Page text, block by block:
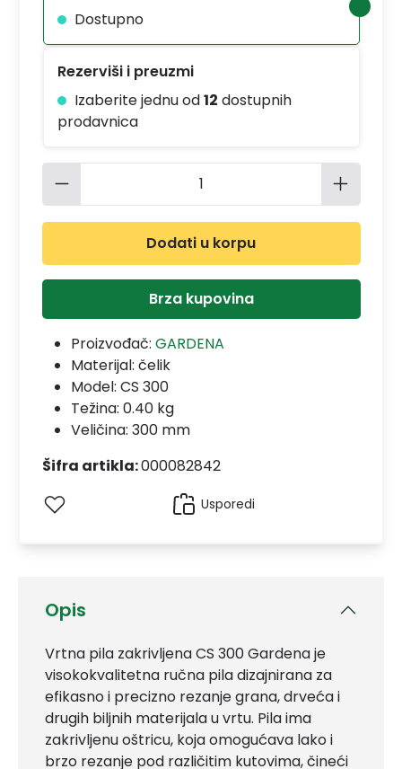
Opis
Vrtna pila zakrivljena CS 300 Gardena je
visokokvalitetna ručna pila dizajnirana za
efikasno i precizno rezanje grana, drveća i
drugih biljnih materijala u vrtu. Pila ima
zakrivljenu oštricu, koja omogućava lako i
brzo rezanje pod različitim kutovima, čineći
Dostupno
Rezerviši i preuzmi
Izaberite jednu od12 dostupnih
prodavnica
Količina proizvoda: Unesite
Dodati u korpu
Brza kupovina
Proizvođač: GARDENA
Materijal: čelik
Model: CS 300
Težina: 0.40 kg
Veličina: 300 mm
Šifra artikla:000082842
Usporedi